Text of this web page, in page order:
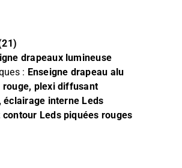
drapeaux lumineuse
: Enseigne drapeau alu
rouge, plexi diffusant
éclairage interne Leds
contour Leds piquées rouges